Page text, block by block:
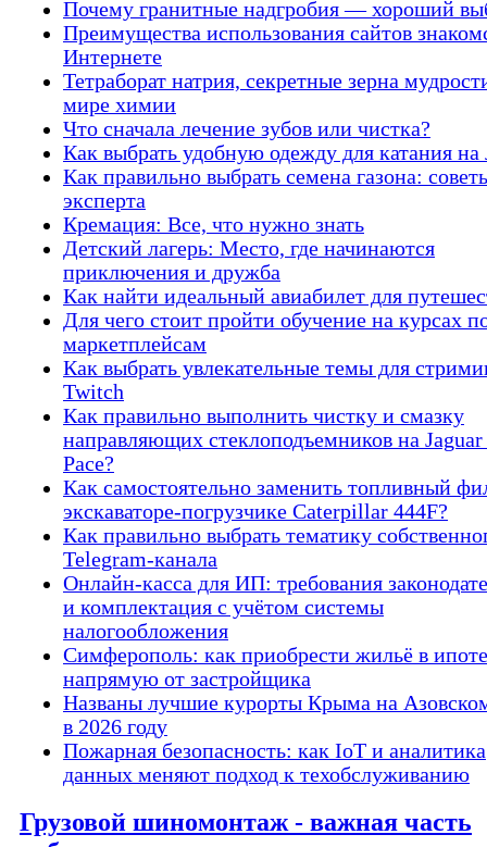
Почему гранитные надгробия — хороший
Преимущества использования сайтов
Интернете
Тетраборат натрия, секретные зерна
мире химии
Что сначала лечение зубов или чистка?
Как выбрать удобную одежду для катания на
Как правильно выбрать семена газона:
эксперта
Кремация: Все, что нужно знать
Детский лагерь: Место, где начинаются
приключения и дружба
Как найти идеальный авиабилет для
Для чего стоит пройти обучение на курсах
маркетплейсам
Как выбрать увлекательные темы для
Twitch
Как правильно выполнить чистку и смазку
направляющих стеклоподъемников на
Pace?
Как самостоятельно заменить топливный
экскаваторе-погрузчике Caterpillar 444F?
Как правильно выбрать тематику
Telegram-канала
Онлайн-касса для ИП: требования
и комплектация с учётом системы
налогообложения
Симферополь: как приобрести жильё в
напрямую от застройщика
Названы лучшие курорты Крыма на
в 2026 году
Пожарная безопасность: как IoT и аналитика
данных меняют подход к техобслуживанию
Грузовой шиномонтаж - важная часть